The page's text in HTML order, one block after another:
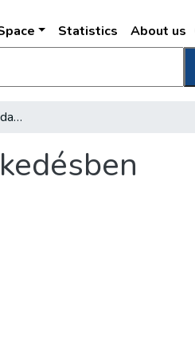
Statistics About us
Szovjet trolibuszok a budapesti tömegközlekedésben